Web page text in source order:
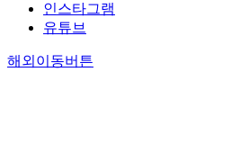
인스타그램
유튜브
해외이동버튼